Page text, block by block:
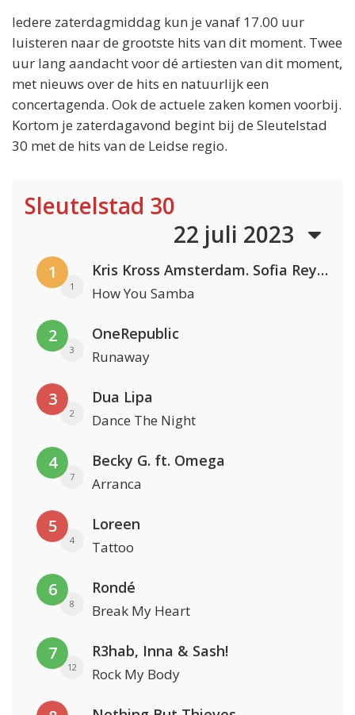
Iedere zaterdagmiddag kun je vanaf 17.00 uur
luisteren naar de grootste hits van dit moment. Twee
uur lang aandacht voor dé artiesten van dit moment,
met nieuws over de hits en natuurlijk een
concertagenda. Ook de actuele zaken komen voorbij.
Kortom je zaterdagavond begint bij de Sleutelstad
30 met de hits van de Leidse regio.
Sleutelstad 30
22 juli 2023
1
1
Kris Kross Amsterdam. Sofia Reyes & Tinie Tempah
How You Samba
2
3
OneRepublic
Runaway
3
2
Dua Lipa
Dance The Night
4
7
Becky G. ft. Omega
Arranca
5
4
Loreen
Tattoo
6
8
Rondé
Break My Heart
7
12
R3hab, Inna & Sash!
Rock My Body